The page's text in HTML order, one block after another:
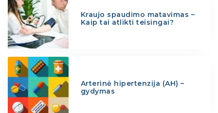
Kraujo spaudimo matavimas –
Kaip tai atlikti teisingai?
Arterinė hipertenzija (AH) –
gydymas